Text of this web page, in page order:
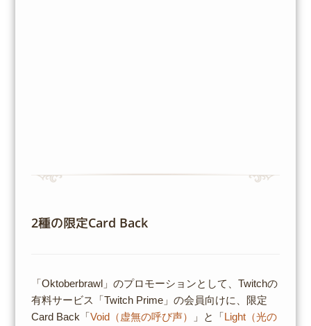
2種の限定Card Back
「Oktoberbrawl」のプロモーションとして、Twitchの
有料サービス「Twitch Prime」の会員向けに、限定
Card Back「Void（虚無の呼び声） 」と「Light（光の